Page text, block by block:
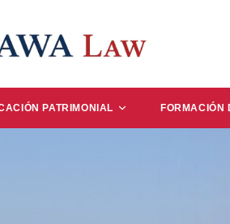
PATRIMONIAL FORMACIÓN